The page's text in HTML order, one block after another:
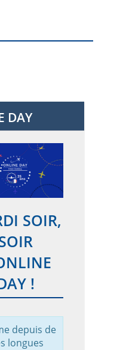
DAY
SOIR,
!
depuis de
longues